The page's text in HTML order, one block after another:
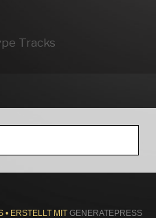
Tracks
• ERSTELLT MIT GENERATEPRESS